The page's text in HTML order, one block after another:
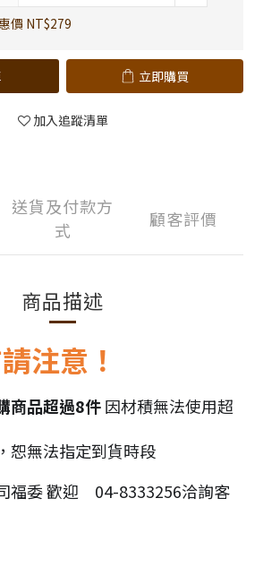
價 NT$279
立即購買
加入追蹤清單
送貨及付款方
式
顧客評價
商品描述
注意！
商品超過8件因材積無法使用超
恕無法指定到貨時段
福委 歡迎
04-8333256洽詢客